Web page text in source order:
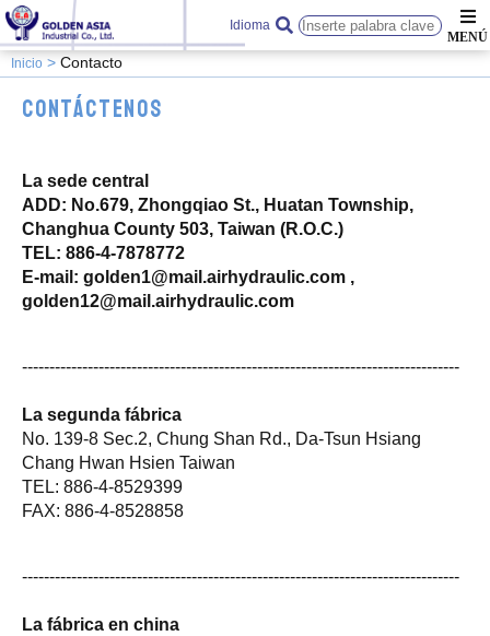
Idioma
Inicio Contacto
Contáctenos
La sede central
ADD: No.679, Zhongqiao St., Huatan Township,
Changhua County 503, Taiwan (R.O.C.)
TEL: 886-4-7878772
E-mail: golden1@mail.airhydraulic.com ,
golden12@mail.airhydraulic.com
--------------------------------------------------------------------------------
La segunda fábrica
No. 139-8 Sec.2, Chung Shan Rd., Da-Tsun Hsiang
Chang Hwan Hsien Taiwan
TEL: 886-4-8529399
FAX: 886-4-8528858
--------------------------------------------------------------------------------
La fábrica en china